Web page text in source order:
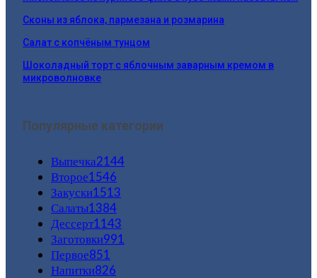
Сконы из яблока, пармезана и розмарина
Салат с копчёным тунцом
Шоколадный торт с яблочным заварным кремом в
микроволновке
Популярные категории
Выпечка2144
Второе1546
Закуски1513
Салаты1384
Дессерт1143
Заготовки991
Первое851
Напитки826